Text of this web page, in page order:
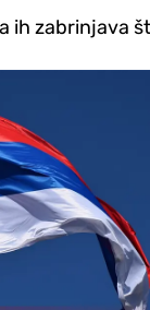
ih